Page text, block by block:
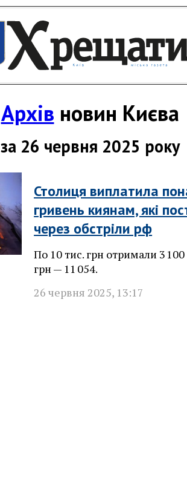
Архів новин Києва
за 26 червня 2025 року
Столиця виплатила
гривень киянам, які
через обстріли рф
По 10 тис. грн отримали 3 100
грн — 11 054.
26 червня 2025, 13:17